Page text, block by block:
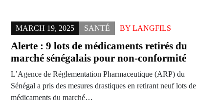
MARCH 19, 2025 SANTÉ BY LANGFILS
Alerte : 9 lots de médicaments retirés du
marché sénégalais pour non-conformité
L’Agence de Réglementation Pharmaceutique (ARP) du
Sénégal a pris des mesures drastiques en retirant neuf lots de
médicaments du marché…